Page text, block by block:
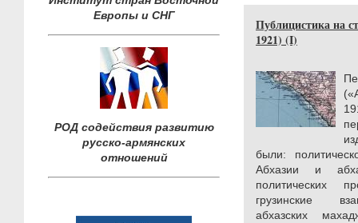
Европы и СНГ
РОД содействия развитию
русско-армянских
отношений
Публицистика на
1921) (I)
были:
Абхазии и
политических
грузинские
абхазских